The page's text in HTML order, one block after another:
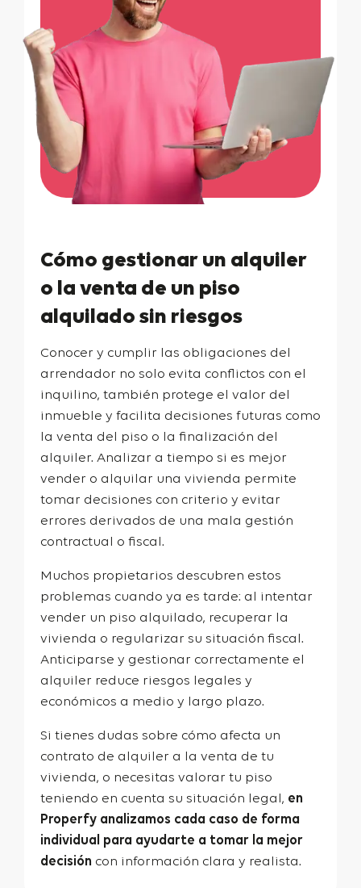
Cómo gestionar un alquiler
o la venta de un piso
alquilado sin riesgos
Conocer y cumplir las obligaciones del
arrendador no solo evita conflictos con el
inquilino, también protege el valor del
inmueble y facilita decisiones futuras como
la venta del piso o la finalización del
alquiler. Analizar a tiempo si es mejor
vender o alquilar una vivienda permite
tomar decisiones con criterio y evitar
errores derivados de una mala gestión
contractual o fiscal.
Muchos propietarios descubren estos
problemas cuando ya es tarde: al intentar
vender un piso alquilado, recuperar la
vivienda o regularizar su situación fiscal.
Anticiparse y gestionar correctamente el
alquiler reduce riesgos legales y
económicos a medio y largo plazo.
Si tienes dudas sobre cómo afecta un
contrato de alquiler a la venta de tu
vivienda, o necesitas valorar tu piso
teniendo en cuenta su situación legal, en
Properfy analizamos cada caso de forma
individual para ayudarte a tomar la mejor
decisión con información clara y realista.